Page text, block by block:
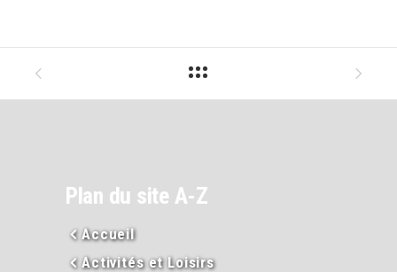
Plan du site A-Z
Accueil
Activités et Loisirs